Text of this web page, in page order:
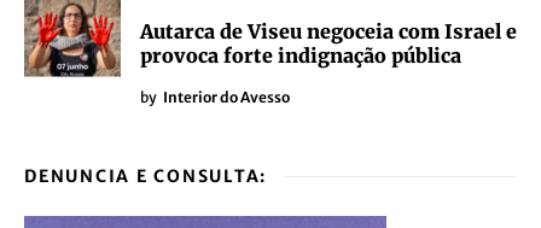
Autarca de Viseu negoceia com Israel e
provoca forte indignação pública
by Interior do Avesso
DENUNCIA E CONSULTA: